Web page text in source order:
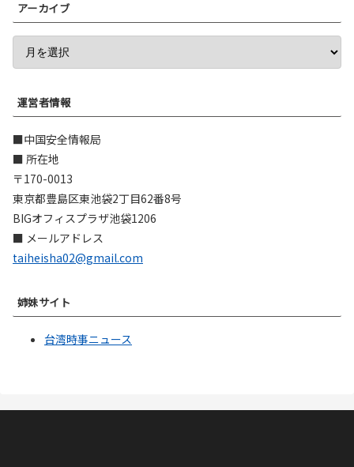
アーカイブ
運営者情報
■中国安全情報局
■ 所在地
〒170-0013
東京都豊島区東池袋2丁目62番8号
BIGオフィスプラザ池袋1206
■ メールアドレス
taiheisha02@gmail.com
姉妹サイト
台湾時事ニュース